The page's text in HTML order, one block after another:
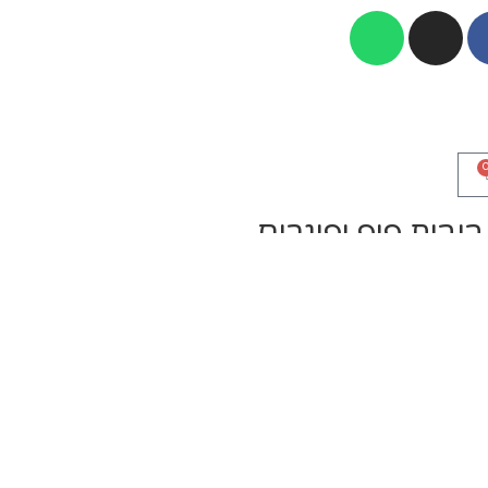
בובות פופ ופיגרים
0
/